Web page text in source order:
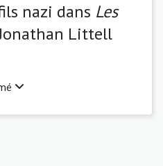
nazi dans Les
Littell